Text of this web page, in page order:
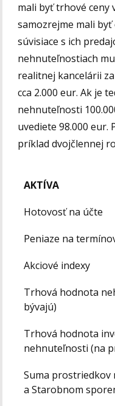
mali byť trhové ceny
samozrejme mali
súvisiace s ich
nehnuteľnostiach
realitnej kancelárii
cca 2.000 eur. Ak je
nehnuteľnosti
uvediete 98.000 eur.
príklad dvojčlennej
AKTÍVA
Hotovosť na účte
Peniaze na
Akciové indexy
Trhová hodnota
bývajú)
Trhová hodnota
nehnuteľnosti (na
Suma prostriedkov
a Starobnom